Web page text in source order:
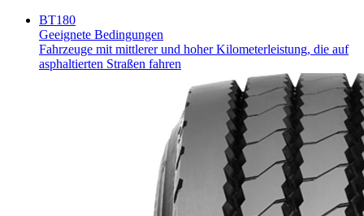
BT180
Geeignete Bedingungen
Fahrzeuge mit mittlerer und hoher Kilometerleistung, die auf
asphaltierten Straßen fahren